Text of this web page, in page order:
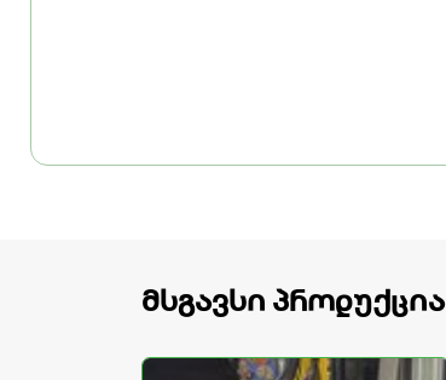
მსგავსი პროდუქცია